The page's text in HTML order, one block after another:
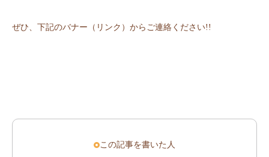
ぜひ、下記のバナー（リンク）からご連絡ください!!
この記事を書いた人